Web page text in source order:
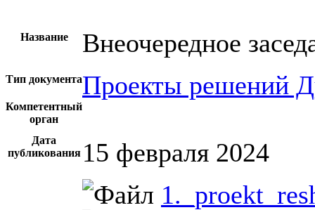
Название Внеочередное
Тип документаПроекты решений
Компетентный
орган
Дата
публикования 15 февраля 2024